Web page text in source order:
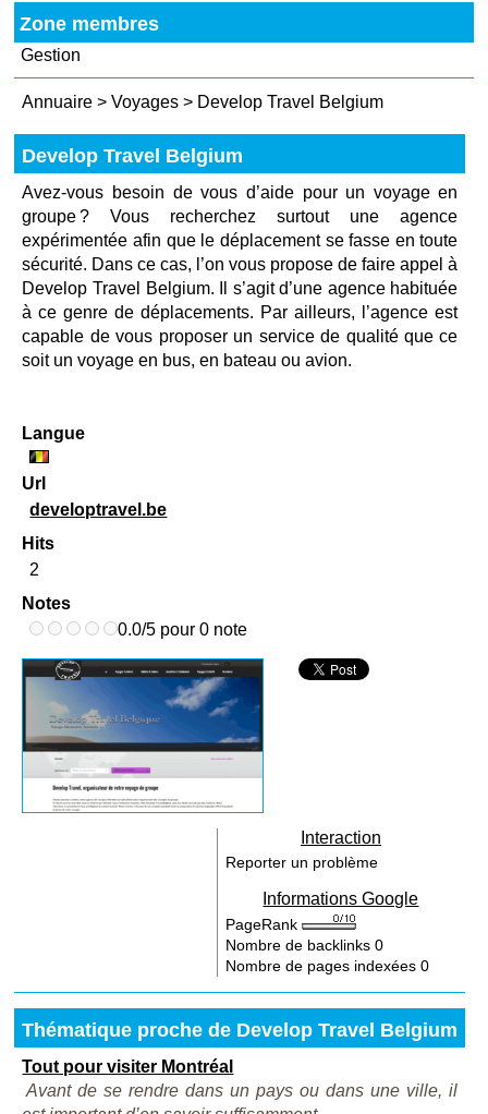
Zone membres
Gestion
Annuaire >Voyages > Develop Travel Belgium
Develop Travel Belgium
Avez-vous besoin de vous d’aide pour un voyage en
groupe ? Vous recherchez surtout une agence
expérimentée afin que le déplacement se fasse en toute
sécurité. Dans ce cas, l’on vous propose de faire appel à
Develop Travel Belgium. Il s’agit d’une agence habituée
à ce genre de déplacements. Par ailleurs, l’agence est
capable de vous proposer un service de qualité que ce
soit un voyage en bus, en bateau ou avion.
Langue
Url
developtravel.be
Hits
2
Notes
0.0/5 pour 0 note
Interaction
Reporter un problème
Informations Google
PageRank
Nombre de backlinks0
Nombre de pages indexées0
Thématique proche de Develop Travel Belgium
Tout pour visiter Montréal
Avant de se rendre dans un pays ou dans une ville, il